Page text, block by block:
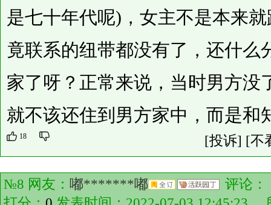
是七十年代呢)，女主不是本来
竟联系的纽带都没有了，还什么
家了呀？正常来说，当时男方没
就不该还住到男方家中，而是和
18 [投诉] [不
№8 网友： 嘟*******嘟 评论：